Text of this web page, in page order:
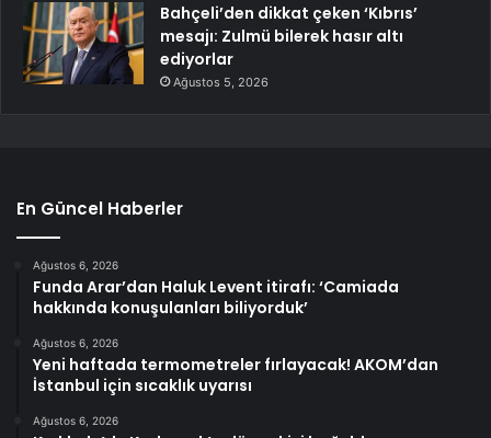
Bahçeli’den dikkat çeken ‘Kıbrıs’
mesajı: Zulmü bilerek hasır altı
ediyorlar
Ağustos 5, 2026
En Güncel Haberler
Ağustos 6, 2026
Funda Arar’dan Haluk Levent itirafı: ‘Camiada
hakkında konuşulanları biliyorduk’
Ağustos 6, 2026
Yeni haftada termometreler fırlayacak! AKOM’dan
İstanbul için sıcaklık uyarısı
Ağustos 6, 2026